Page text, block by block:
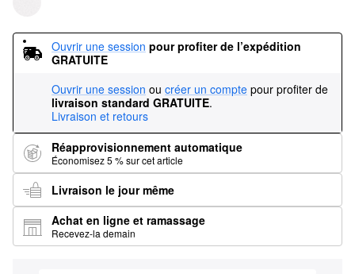
Ouvrir une session pour profiter de l’expédition
GRATUITE
Ouvrir une session ou créer un compte pour profiter de
livraison standard GRATUITE.
Livraison et retours
Réapprovisionnement automatique
Économisez 5 % sur cet article
Livraison le jour même
Achat en ligne et ramassage
Recevez-la demain